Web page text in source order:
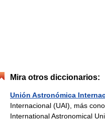
Mira otros diccionarios:
Unión Astronómica
Internacional (UAI), más
International Astronomical